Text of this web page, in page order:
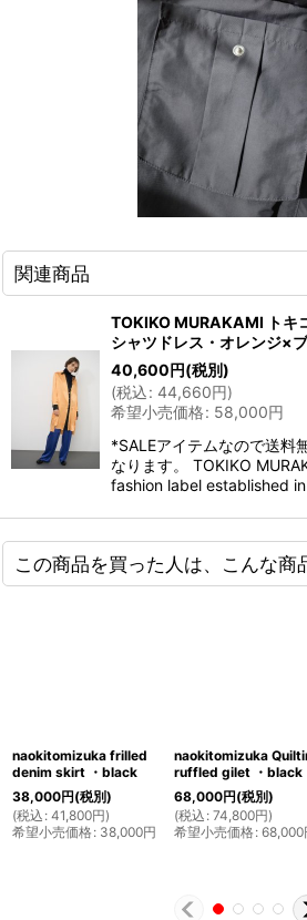
関連商品
TOKIKO MURAKAMI トキ
シャツドレス・オレンジ×
40,600円(税別)
(税込: 44,660円)
希望小売価格: 58,000円
*SALEアイテムなので送料
なります。 TOKIKO
fashion label established
この商品を買った人は、こんな商
naokitomizuka frilled
denim skirt ・black
38,000円(税別)
(税込 : 41,800円)
希望小売価格: 38,000円
naokitomizuka
ruffled gilet ・black
68,000円(税別)
(税込 : 74,800円)
希望小売価格: 68,000